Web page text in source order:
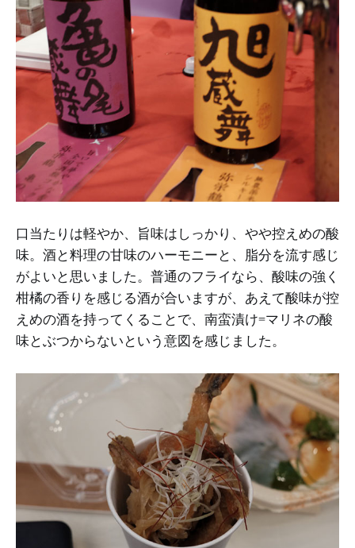
口当たりは軽やか、旨味はしっかり、やや控えめの酸
味。酒と料理の甘味のハーモニーと、脂分を流す感じ
がよいと思いました。普通のフライなら、酸味の強く
柑橘の香りを感じる酒が合いますが、あえて酸味が控
えめの酒を持ってくることで、南蛮漬け=マリネの酸
味とぶつからないという意図を感じました。